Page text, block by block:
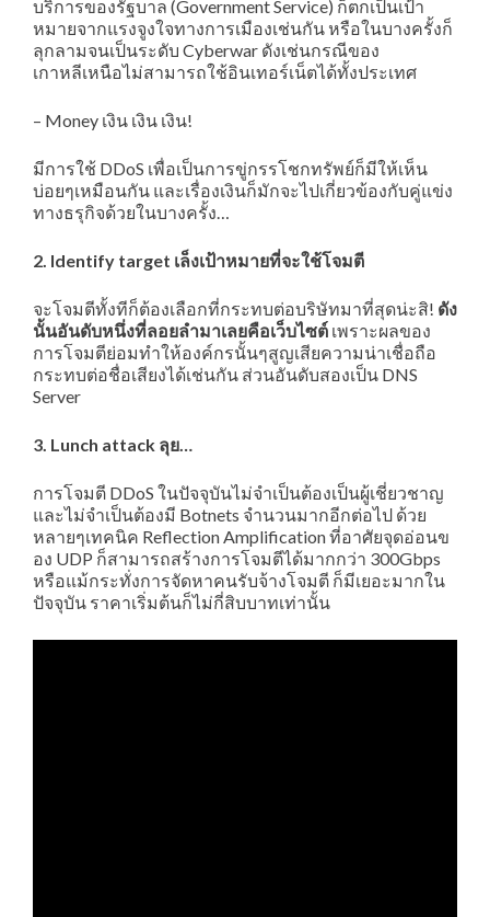
บริการของรัฐบาล (Government Service) ก็ตกเป็นเป้า
หมายจากแรงจูงใจทางการเมืองเช่นกัน หรือในบางครั้งก็
ลุกลามจนเป็นระดับ Cyberwar ดังเช่นกรณีของ
เกาหลีเหนือไม่สามารถใช้อินเทอร์เน็ตได้ทั้งประเทศ
– Money เงิน เงิน เงิน!
มีการใช้ DDoS เพื่อเป็นการขู่กรรโชกทรัพย์ก็มีให้เห็น
บ่อยๆเหมือนกัน และเรื่องเงินก็มักจะไปเกี่ยวข้องกับคู่แข่ง
ทางธรุกิจด้วยในบางครั้ง…
2. Identify target เล็งเป้าหมายที่จะใช้โจมตี
จะโจมตีทั้งทีก็ต้องเลือกที่กระทบต่อบริษัทมาที่สุดน่ะสิ! ดัง
นั้นอันดับหนึ่งที่ลอยลำมาเลยคือเว็บไซต์ เพราะผลของ
การโจมตีย่อมทำให้องค์กรนั้นๆสูญเสียความน่าเชื่อถือ
กระทบต่อชื่อเสียงได้เช่นกัน ส่วนอันดับสองเป็น DNS
Server
3. Lunch attack ลุย…
การโจมตี DDoS ในปัจจุบันไม่จำเป็นต้องเป็นผู้เชี่ยวชาญ
และไม่จำเป็นต้องมี Botnets จำนวนมากอีกต่อไป ด้วย
หลายๆเทคนิค Reflection Amplification ที่อาศัยจุดอ่อนข
อง UDP ก็สามารถสร้างการโจมตีได้มากกว่า 300Gbps
หรือแม้กระทั่งการจัดหาคนรับจ้างโจมตี ก็มีเยอะมากใน
ปัจจุบัน ราคาเริ่มต้นก็ไม่กี่สิบบาทเท่านั้น